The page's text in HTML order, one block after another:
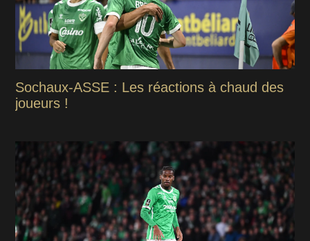
Sochaux-ASSE : Les réactions à chaud des
joueurs !